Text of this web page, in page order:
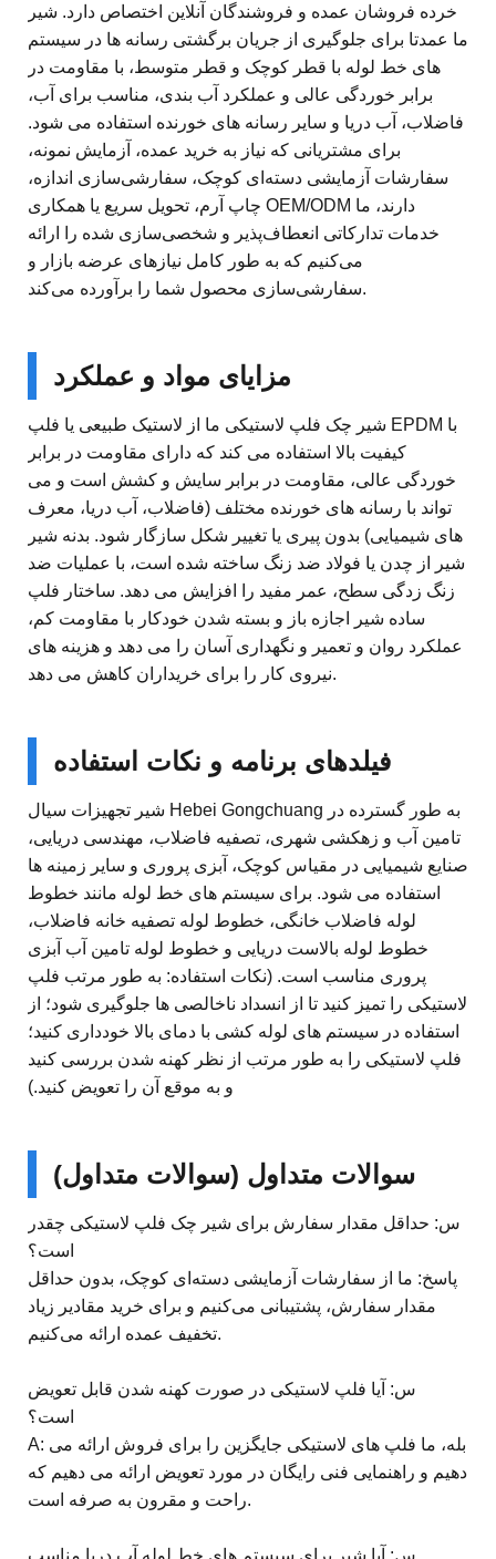
خرده فروشان عمده و فروشندگان آنلاین اختصاص دارد. شیر
ما عمدتا برای جلوگیری از جریان برگشتی رسانه ها در سیستم
های خط لوله با قطر کوچک و قطر متوسط، با مقاومت در
برابر خوردگی عالی و عملکرد آب بندی، مناسب برای آب،
فاضلاب، آب دریا و سایر رسانه های خورنده استفاده می شود.
برای مشتریانی که نیاز به خرید عمده، آزمایش نمونه،
سفارشات آزمایشی دسته‌ای کوچک، سفارشی‌سازی اندازه،
چاپ آرم، تحویل سریع یا همکاری OEM/ODM دارند، ما
خدمات تدارکاتی انعطاف‌پذیر و شخصی‌سازی شده را ارائه
می‌کنیم که به طور کامل نیازهای عرضه بازار و
سفارشی‌سازی محصول شما را برآورده می‌کند.
مزایای مواد و عملکرد
شیر چک فلپ لاستیکی ما از لاستیک طبیعی یا فلپ EPDM با
کیفیت بالا استفاده می کند که دارای مقاومت در برابر
خوردگی عالی، مقاومت در برابر سایش و کشش است و می
تواند با رسانه های خورنده مختلف (فاضلاب، آب دریا، معرف
های شیمیایی) بدون پیری یا تغییر شکل سازگار شود. بدنه شیر
شیر از چدن یا فولاد ضد زنگ ساخته شده است، با عملیات ضد
زنگ زدگی سطح، عمر مفید را افزایش می دهد. ساختار فلپ
ساده شیر اجازه باز و بسته شدن خودکار با مقاومت کم،
عملکرد روان و تعمیر و نگهداری آسان را می دهد و هزینه های
نیروی کار را برای خریداران کاهش می دهد.
فیلدهای برنامه و نکات استفاده
شیر تجهیزات سیال Hebei Gongchuang به طور گسترده در
تامین آب و زهکشی شهری، تصفیه فاضلاب، مهندسی دریایی،
صنایع شیمیایی در مقیاس کوچک، آبزی پروری و سایر زمینه ها
استفاده می شود. برای سیستم های خط لوله مانند خطوط
لوله فاضلاب خانگی، خطوط لوله تصفیه خانه فاضلاب،
خطوط لوله بالاست دریایی و خطوط لوله تامین آب آبزی
پروری مناسب است. (نکات استفاده: به طور مرتب فلپ
لاستیکی را تمیز کنید تا از انسداد ناخالصی ها جلوگیری شود؛ از
استفاده در سیستم های لوله کشی با دمای بالا خودداری کنید؛
فلپ لاستیکی را به طور مرتب از نظر کهنه شدن بررسی کنید
و به موقع آن را تعویض کنید.)
سوالات متداول (سوالات متداول)
س: حداقل مقدار سفارش برای شیر چک فلپ لاستیکی چقدر
پاسخ: ما از سفارشات آزمایشی دسته‌ای کوچک، بدون حداقل
مقدار سفارش، پشتیبانی می‌کنیم و برای خرید مقادیر زیاد
تخفیف عمده ارائه می‌کنیم.
س: آیا فلپ لاستیکی در صورت کهنه شدن قابل تعویض
A: بله، ما فلپ های لاستیکی جایگزین را برای فروش ارائه می
دهیم و راهنمایی فنی رایگان در مورد تعویض ارائه می دهیم که
راحت و مقرون به صرفه است.
س: آیا شیر برای سیستم های خط لوله آب دریا مناسب